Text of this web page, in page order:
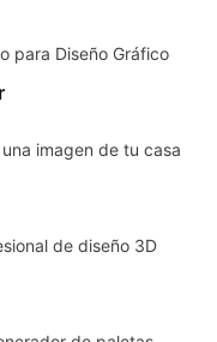
para Diseño Gráfico
imagen de tu casa
de diseño 3D